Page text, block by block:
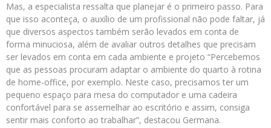
Mas, a especialista ressalta que planejar é o primeiro passo. Para
que isso aconteça, o auxílio de um profissional não pode faltar, já
que diversos aspectos também serão levados em conta de
forma minuciosa, além de avaliar outros detalhes que precisam
ser levados em conta em cada ambiente e projeto “Percebemos
que as pessoas procuram adaptar o ambiente do quarto à rotina
de home-office, por exemplo. Neste caso, precisamos ter um
pequeno espaço para mesa do computador e uma cadeira
confortável para se assemelhar ao escritório e assim, consiga
sentir mais conforto ao trabalhar”, destacou Germana.